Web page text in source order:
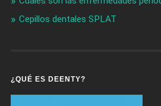
Cepillos dentales SPLAT
¿QUÉ ES DEENTY?